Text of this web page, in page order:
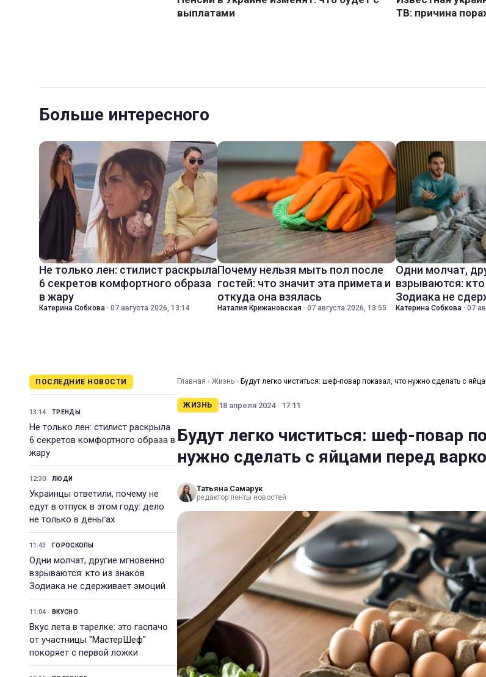
Больше интересного
Не только лен: стилист раскрыла
6 секретов комфортного образа
в жару
Катерина Собкова · 07 августа 2026, 13:14
Почему нельзя мыть пол после
гостей: что значит эта примета и
откуда она взялась
Наталия Крижановская · 07 августа 2026, 13:55
Одни молчат,
взрываются: кто
Зодиака не
Катерина Собкова · 07
ПОСЛЕДНИЕ НОВОСТИ
13:14 ТРЕНДЫ
Не только лен: стилист раскрыла
6 секретов комфортного образа в
жару
12:30 ЛЮДИ
Украинцы ответили, почему не
едут в отпуск в этом году: дело
не только в деньгах
11:43 ГОРОСКОПЫ
Одни молчат, другие мгновенно
взрываются: кто из знаков
Зодиака не сдерживает эмоций
11:04 ВКУСНО
Вкус лета в тарелке: это гаспачо
от участницы "МастерШеф"
покоряет с первой ложки
Главная › Жизнь › Будут легко чиститься: шеф-повар показал, что нужно сделать с
ЖИЗНЬ 18 апреля 2024 · 17:11
Будут легко чиститься: шеф-повар
нужно сделать с яйцами перед
Татьяна Самарук
редактор ленты новостей